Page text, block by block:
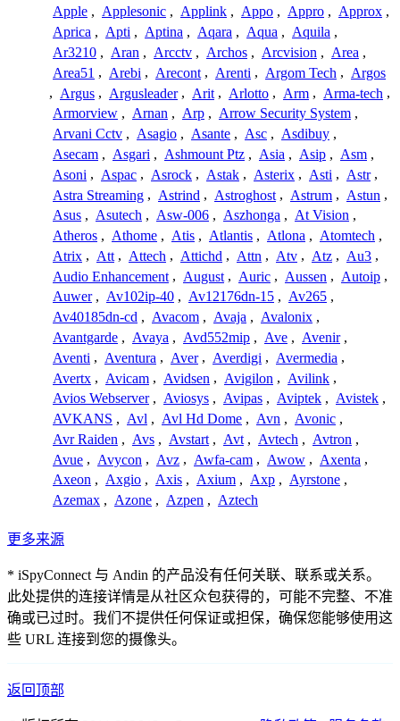
Apple , Applesonic , Applink , Appo , Appro , Approx ,
Aprica , Apti , Aptina , Aqara , Aqua , Aquila ,
Ar3210 , Aran , Arcctv , Archos , Arcvision , Area ,
Area51 , Arebi , Arecont , Arenti , Argom Tech , Argos
, Argus , Argusleader , Arit , Arlotto , Arm , Arma-tech ,
Armorview , Arnan , Arp , Arrow Security System ,
Arvani Cctv , Asagio , Asante , Asc , Asdibuy ,
Asecam , Asgari , Ashmount Ptz , Asia , Asip , Asm ,
Asoni , Aspac , Asrock , Astak , Asterix , Asti , Astr ,
Astra Streaming , Astrind , Astroghost , Astrum , Astun ,
Asus , Asutech , Asw-006 , Aszhonga , At Vision ,
Atheros , Athome , Atis , Atlantis , Atlona , Atomtech ,
Atrix , Att , Attech , Attichd , Attn , Atv , Atz , Au3 ,
Audio Enhancement , August , Auric , Aussen , Autoip ,
Auwer , Av102ip-40 , Av12176dn-15 , Av265 ,
Av40185dn-cd , Avacom , Avaja , Avalonix ,
Avantgarde , Avaya , Avd552mip , Ave , Avenir ,
Aventi , Aventura , Aver , Averdigi , Avermedia ,
Avertx , Avicam , Avidsen , Avigilon , Avilink ,
Avios Webserver , Aviosys , Avipas , Aviptek , Avistek ,
AVKANS , Avl , Avl Hd Dome , Avn , Avonic ,
Avr Raiden , Avs , Avstart , Avt , Avtech , Avtron ,
Avue , Avycon , Avz , Awfa-cam , Awow , Axenta ,
Axeon , Axgio , Axis , Axium , Axp , Ayrstone ,
Azemax , Azone , Azpen , Aztech
更多来源
* iSpyConnect 与 Andin 的产品没有任何关联、联系或关系。
此处提供的连接详情是从社区众包获得的，可能不完整、不准
确或已过时。我们不提供任何保证或担保，确保您能够使用这
些 URL 连接到您的摄像头。
返回顶部